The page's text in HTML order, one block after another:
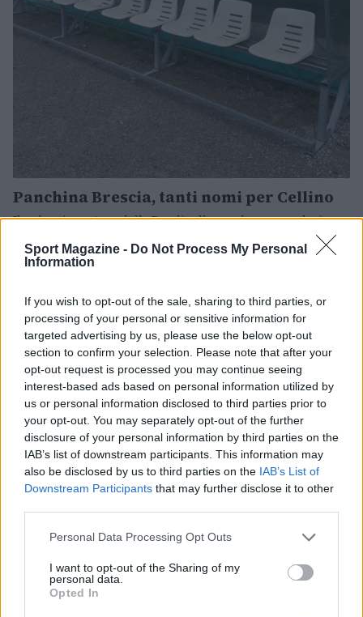
Sport Magazine - Do Not Process My Personal
Information
If you wish to opt-out of the sale, sharing to third parties, or
processing of your personal or sensitive information for
targeted advertising by us, please use the below opt-out
section to confirm your selection. Please note that after your
opt-out request is processed you may continue seeing
interest-based ads based on personal information utilized by
us or personal information disclosed to third parties prior to
your opt-out. You may separately opt-out of the further
disclosure of your personal information by third parties on the
IAB’s list of downstream participants. This information may
also be disclosed by us to third parties on the IAB’s List of
Downstream Participants that may further disclose it to other
Please note that this website/app uses one or more Google
not limited to your visit or usage behaviour. You may click to
grant or deny consent to Google and its third-party tags to
use your data for below specified purposes in below Google
Personal Data Processing Opt Outs
I want to opt-out of the Sharing of my
personal data.
Opted In
Panchina Brescia, tanti nomi per Cellino
Il vulcanico patron delle Rondinelle non ha ancora deciso se
Redazione Sport Magazine · 19 Mag 2021
Milan su Cistana, la risposta del giocatore
Il giovane difensore è nel mirino dei rossoneri.
Redazione Sport Magazine · 27 Mar 2021